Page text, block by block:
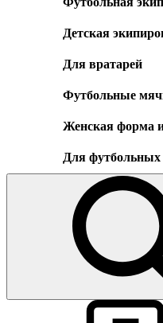
Детская
Для вратарей
Футбольные
Женская форма
Для футбольных